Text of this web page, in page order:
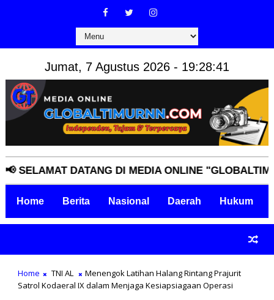
Jumat, 7 Agustus 2026 - 19:28:42
DATANG DI MEDIA ONLINE
Home Berita Nasional Daerah Hukum
Home TNI AL
Menengok Latihan Halang Rintang Prajurit
Satrol Kodaeral IX dalam Menjaga Kesiapsiagaan Operasi